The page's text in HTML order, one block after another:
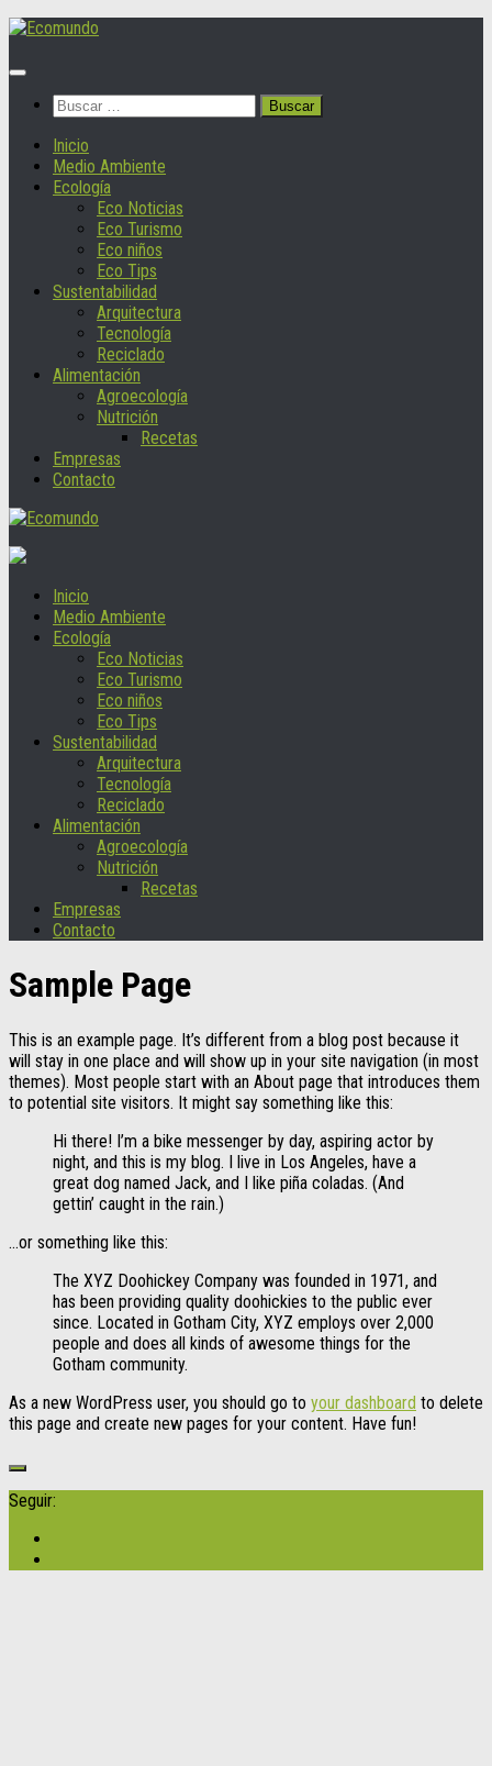
Saltar
contenido
Buscar:
Inicio
Medio Ambiente
Ecología
Eco Noticias
Eco Turismo
Eco niños
Eco Tips
Sustentabilidad
Arquitectura
Tecnología
Reciclado
Alimentación
Agroecología
Nutrición
Recetas
Empresas
Contacto
Inicio
Medio Ambiente
Ecología
Eco Noticias
Eco Turismo
Eco niños
Eco Tips
Sustentabilidad
Arquitectura
Tecnología
Reciclado
Alimentación
Agroecología
Nutrición
Recetas
Empresas
Contacto
Sample Page
This is an example page. It’s different from a blog post because it
will stay in one place and will show up in your site navigation (in most
themes). Most people start with an About page that introduces them
to potential site visitors. It might say something like this:
Hi there! I’m a bike messenger by day, aspiring actor by
night, and this is my blog. I live in Los Angeles, have a
great dog named Jack, and I like piña coladas. (And
gettin’ caught in the rain.)
…or something like this:
The XYZ Doohickey Company was founded in 1971, and
has been providing quality doohickies to the public ever
since. Located in Gotham City, XYZ employs over 2,000
people and does all kinds of awesome things for the
Gotham community.
As a new WordPress user, you should go to your dashboard to delete
this page and create new pages for your content. Have fun!
Seguir: